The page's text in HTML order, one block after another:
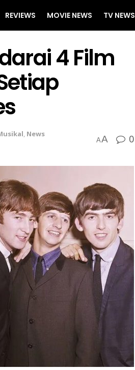
REVIEWS MOVIE NEWS TV NEWS
4 Film
, News
AA 0